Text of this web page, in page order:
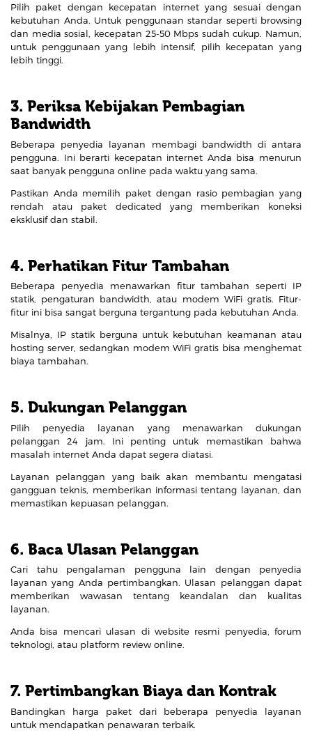
Pilih paket dengan kecepatan internet yang sesuai dengan
kebutuhan Anda. Untuk penggunaan standar seperti browsing
dan media sosial, kecepatan 25-50 Mbps sudah cukup. Namun,
untuk penggunaan yang lebih intensif, pilih kecepatan yang
lebih tinggi.
3. Periksa Kebijakan Pembagian
Bandwidth
Beberapa penyedia layanan membagi bandwidth di antara
pengguna. Ini berarti kecepatan internet Anda bisa menurun
saat banyak pengguna online pada waktu yang sama.
Pastikan Anda memilih paket dengan rasio pembagian yang
rendah atau paket dedicated yang memberikan koneksi
eksklusif dan stabil.
4. Perhatikan Fitur Tambahan
Beberapa penyedia menawarkan fitur tambahan seperti IP
statik, pengaturan bandwidth, atau modem WiFi gratis. Fitur-
fitur ini bisa sangat berguna tergantung pada kebutuhan Anda.
Misalnya, IP statik berguna untuk kebutuhan keamanan atau
hosting server, sedangkan modem WiFi gratis bisa menghemat
biaya tambahan.
5. Dukungan Pelanggan
Pilih penyedia layanan yang menawarkan dukungan
pelanggan 24 jam. Ini penting untuk memastikan bahwa
masalah internet Anda dapat segera diatasi.
Layanan pelanggan yang baik akan membantu mengatasi
gangguan teknis, memberikan informasi tentang layanan, dan
memastikan kepuasan pelanggan.
6. Baca Ulasan Pelanggan
Cari tahu pengalaman pengguna lain dengan penyedia
layanan yang Anda pertimbangkan. Ulasan pelanggan dapat
memberikan wawasan tentang keandalan dan kualitas
layanan.
Anda bisa mencari ulasan di website resmi penyedia, forum
teknologi, atau platform review online.
7. Pertimbangkan Biaya dan Kontrak
Bandingkan harga paket dari beberapa penyedia layanan
untuk mendapatkan penawaran terbaik.